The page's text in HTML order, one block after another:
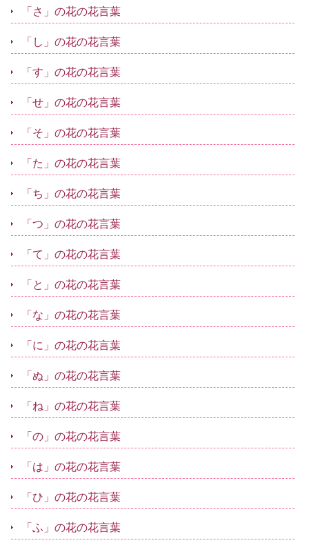
「さ」の花の花言葉
「し」の花の花言葉
「す」の花の花言葉
「せ」の花の花言葉
「そ」の花の花言葉
「た」の花の花言葉
「ち」の花の花言葉
「つ」の花の花言葉
「て」の花の花言葉
「と」の花の花言葉
「な」の花の花言葉
「に」の花の花言葉
「ぬ」の花の花言葉
「ね」の花の花言葉
「の」の花の花言葉
「は」の花の花言葉
「ひ」の花の花言葉
「ふ」の花の花言葉